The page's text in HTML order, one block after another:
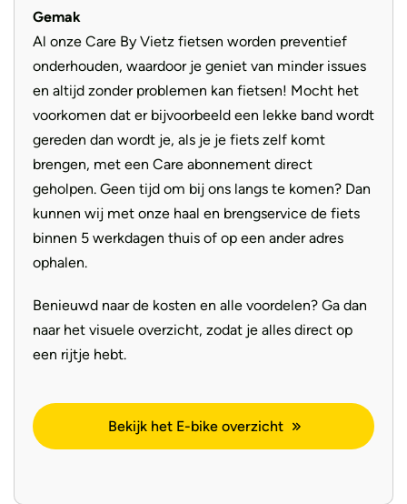
Gemak
Al onze Care By Vietz fietsen worden preventief
onderhouden, waardoor je geniet van minder issues
en altijd zonder problemen kan fietsen! Mocht het
voorkomen dat er bijvoorbeeld een lekke band wordt
gereden dan wordt je, als je je fiets zelf komt
brengen, met een Care abonnement direct
geholpen. Geen tijd om bij ons langs te komen? Dan
kunnen wij met onze haal en brengservice de fiets
binnen 5 werkdagen thuis of op een ander adres
ophalen.
Benieuwd naar de kosten en alle voordelen? Ga dan
naar het visuele overzicht, zodat je alles direct op
een rijtje hebt.
Bekijk het E-bike overzicht